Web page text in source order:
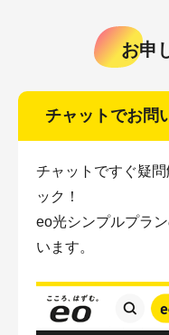
お申
チャットでお問
チャットですぐ疑
ック！
eo光シンプルプラ
います。